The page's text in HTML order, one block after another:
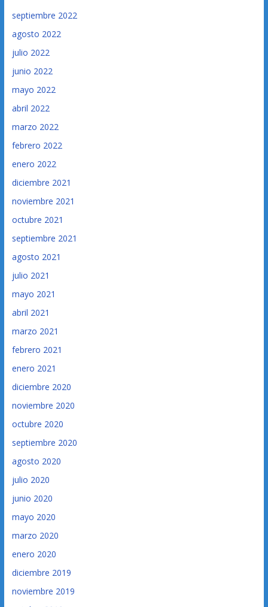
septiembre 2022
agosto 2022
julio 2022
junio 2022
mayo 2022
abril 2022
marzo 2022
febrero 2022
enero 2022
diciembre 2021
noviembre 2021
octubre 2021
septiembre 2021
agosto 2021
julio 2021
mayo 2021
abril 2021
marzo 2021
febrero 2021
enero 2021
diciembre 2020
noviembre 2020
octubre 2020
septiembre 2020
agosto 2020
julio 2020
junio 2020
mayo 2020
marzo 2020
enero 2020
diciembre 2019
noviembre 2019